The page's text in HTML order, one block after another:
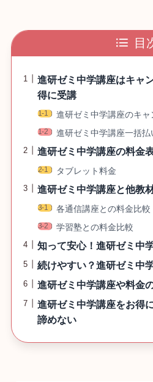
目
進研ゼミ中学講座はキャ
得に受講
進研ゼミ中学講座のキャ
進研ゼミ中学講座一括
進研ゼミ中学講座の料金
タブレット料金
進研ゼミ中学講座と他教
各通信講座との料金比較
学習塾との料金比較
知って安心！進研ゼミ中
続けやすい？進研ゼミ中
進研ゼミ中学講座や料金
進研ゼミ中学講座をお得
諦めない